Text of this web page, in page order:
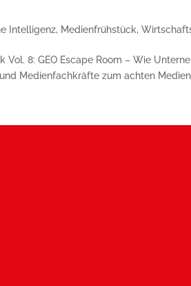
Intelligenz, Medienfrühstück,
Vol. 8: GEO Escape Room – Wie
Medienfachkräfte zum achten